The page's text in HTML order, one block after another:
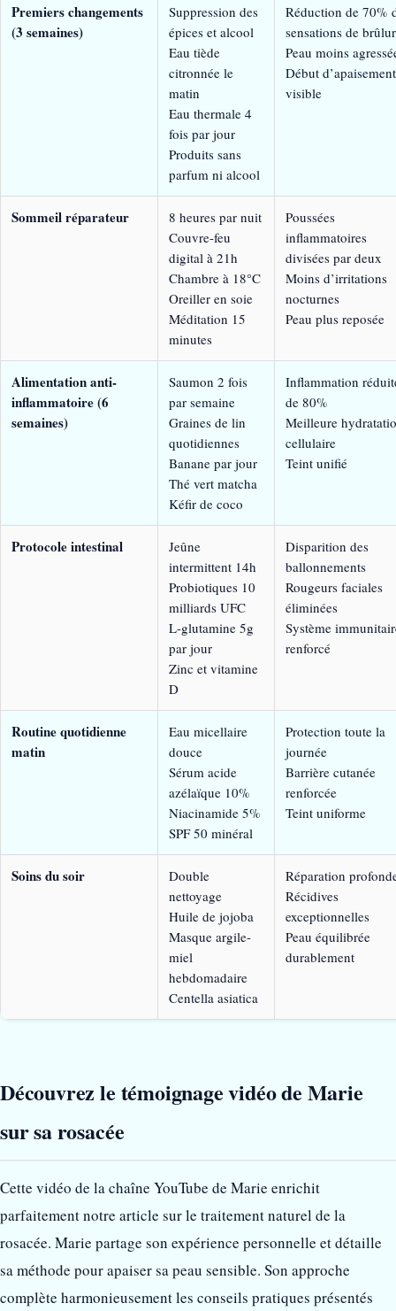
Premiers changements
(3 semaines)
Suppression des
épices et alcool
Eau tiède
citronnée le
matin
Eau thermale 4
fois par jour
Produits sans
parfum ni alcool
Réduction de 70%
sensations de
Peau moins
Début d’apaisement
visible
Sommeil réparateur
8 heures par nuit
Couvre-feu
digital à 21h
Chambre à 18°C
Oreiller en soie
Méditation 15
minutes
Poussées
inflammatoires
divisées par deux
Moins d’irritations
nocturnes
Peau plus reposée
Alimentation anti-
inflammatoire (6
semaines)
Saumon 2 fois
par semaine
Graines de lin
quotidiennes
Banane par jour
Thé vert matcha
Kéfir de coco
Inflammation
de 80%
Meilleure
cellulaire
Teint unifié
Protocole intestinal
Jeûne
intermittent 14h
Probiotiques 10
milliards UFC
L-glutamine 5g
par jour
Zinc et vitamine
D
Disparition des
ballonnements
Rougeurs faciales
éliminées
Système
renforcé
Routine quotidienne
matin
Eau micellaire
douce
Sérum acide
azélaïque 10%
Niacinamide 5%
SPF 50 minéral
Protection toute la
journée
Barrière cutanée
renforcée
Teint uniforme
Soins du soir
Double
nettoyage
Huile de jojoba
Masque argile-
miel
hebdomadaire
Centella asiatica
Réparation
Récidives
exceptionnelles
Peau équilibrée
durablement
Découvrez le témoignage vidéo de Marie
sur sa rosacée
Cette vidéo de la chaîne YouTube de Marie enrichit
parfaitement notre article sur le traitement naturel de la
rosacée. Marie partage son expérience personnelle et détaille
sa méthode pour apaiser sa peau sensible. Son approche
complète harmonieusement les conseils pratiques présentés